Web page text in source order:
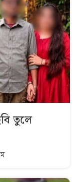
তুলে